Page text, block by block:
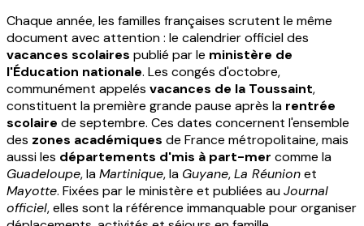
Chaque année, les familles françaises scrutent le même
document avec attention : le calendrier officiel des
vacances scolaires publié par le ministère de
l'Éducation nationale. Les congés d'octobre,
communément appelés vacances de la Toussaint,
constituent la première grande pause après la rentrée
scolaire de septembre. Ces dates concernent l'ensemble
des zones académiques de France métropolitaine, mais
aussi les départements d'mis à part-mer comme la
Guadeloupe, laMartinique, la Guyane,La Réunionet
Mayotte. Fixées par le ministère et publiées auJournal
officiel, elles sont la référence immanquable pour organiser